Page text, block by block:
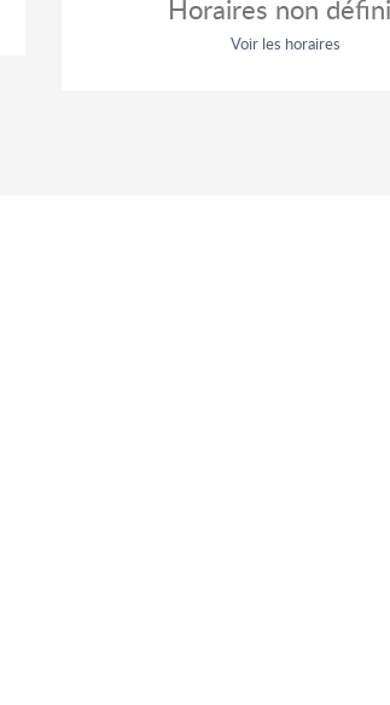
Horaires non
Voir les horaires